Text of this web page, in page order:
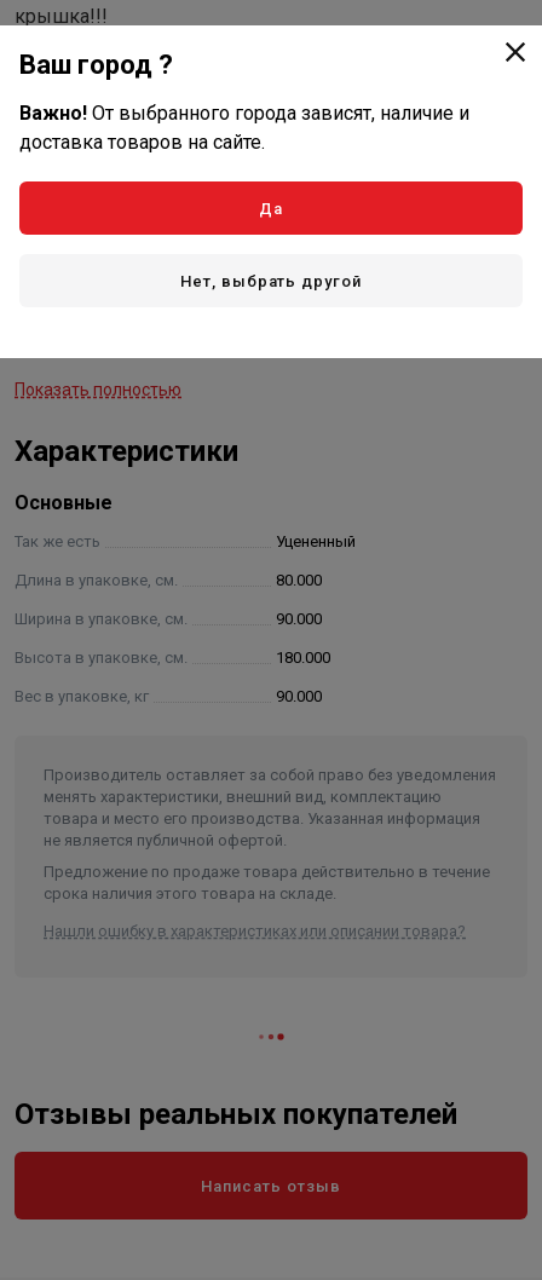
крышка!!!
Бак серии SS-elektro предназначен для использования
в системах ГВС, рассчитан на рабочую температуру с
использованием воды в диапазоне от +2 до +75
Все модели данной серии обладают следующими
рассчитаны на многолетнюю эксплуатацию.
краской способной выдерживать динамические
В) Нижняя опора бака выполнена по принципу
распределять вес бака на поверхность пола и
обеспечить устойчивость.
штуцерами выполненными из толстостенной трубы.
Показать полностью
Характеристики
Основные
Так же есть Уцененный
Длина в упаковке, см. 80.000
Ширина в упаковке, см. 90.000
Высота в упаковке, см. 180.000
Вес в упаковке, кг 90.000
Производитель оставляет за собой право без уведомления
менять характеристики, внешний вид, комплектацию
товара и место его производства. Указанная информация
не является публичной офертой.
Предложение по продаже товара действительно в течение
срока наличия этого товара на складе.
Нашли ошибку в характеристиках или описании товара?
Отзывы реальных покупателей
Написать отзыв
Ваш город ?
Важно! От выбранного города зависят, наличие и
доставка товаров на сайте.
Да
Нет, выбрать другой